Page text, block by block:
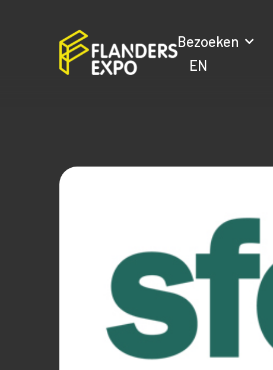
Bezoeken
EN